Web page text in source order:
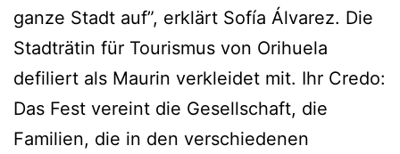
ganze Stadt auf”, erklärt Sofía Álvarez. Die
Stadträtin für Tourismus von Orihuela
defiliert als Maurin verkleidet mit. Ihr Credo:
Das Fest vereint die Gesellschaft, die
Familien, die in den verschiedenen